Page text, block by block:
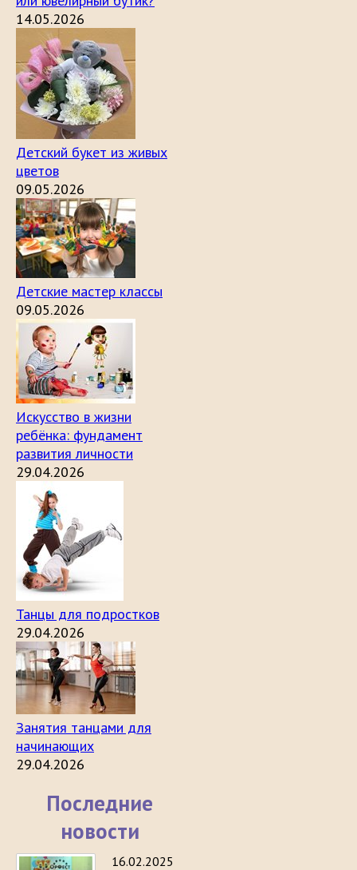
14.05.2026
Детский букет из живых
цветов
09.05.2026
Детские мастер классы
09.05.2026
Искусство в жизни
ребёнка: фундамент
развития личности
29.04.2026
Танцы для подростков
29.04.2026
Занятия танцами для
начинающих
29.04.2026
Последние
новости
16.02.2025